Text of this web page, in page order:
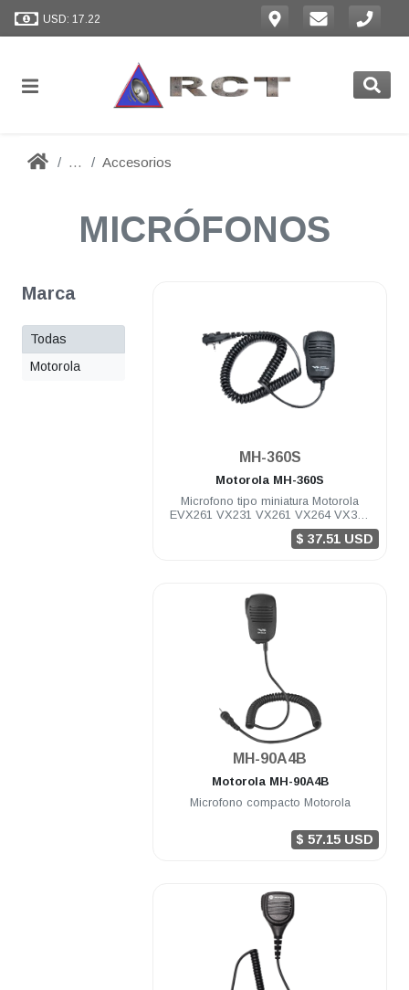
USD: 17.22
... Accesorios
MICRÓFONOS
Marca
Todas
Motorola
MH-360S
Motorola MH-360S
Microfono tipo miniatura Motorola
EVX261 VX231 VX261 VX264 VX350
$ 37.51 USD
MH-90A4B
Motorola MH-90A4B
Microfono compacto Motorola
$ 57.15 USD